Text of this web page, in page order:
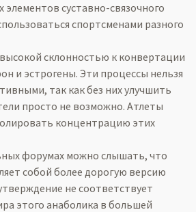
элементов суставно-связочного
спортсменами разного
склонностью к конвертации
и эстрогены. Эти процессы нельзя
так как без них улучшить
просто не возможно. Атлеты
концентрацию этих
форумах можно слышать, что
собой более дорогую версию
не соответствует
этого анаболика в большей